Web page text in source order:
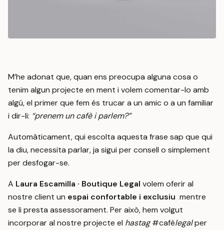
M’he adonat que, quan ens preocupa alguna cosa o
tenim algun projecte en ment i volem comentar-lo amb
algú, el primer que fem és trucar a un amic o a un familiar
i dir-li: “prenem un cafè i parlem?”
Automàticament, qui escolta aquesta frase sap que qui
la diu, necessita parlar, ja sigui per consell o simplement
per desfogar-se.
A Laura Escamilla · Boutique Legal volem oferir al
nostre client un espai confortable i exclusiu mentre
se li presta assessorament. Per això, hem volgut
incorporar al nostre projecte el hastag#cafèlegalper